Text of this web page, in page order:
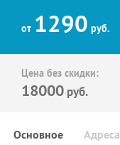
от 1290 руб.
Цена без скидки:
18000 руб.
Основное Адреса